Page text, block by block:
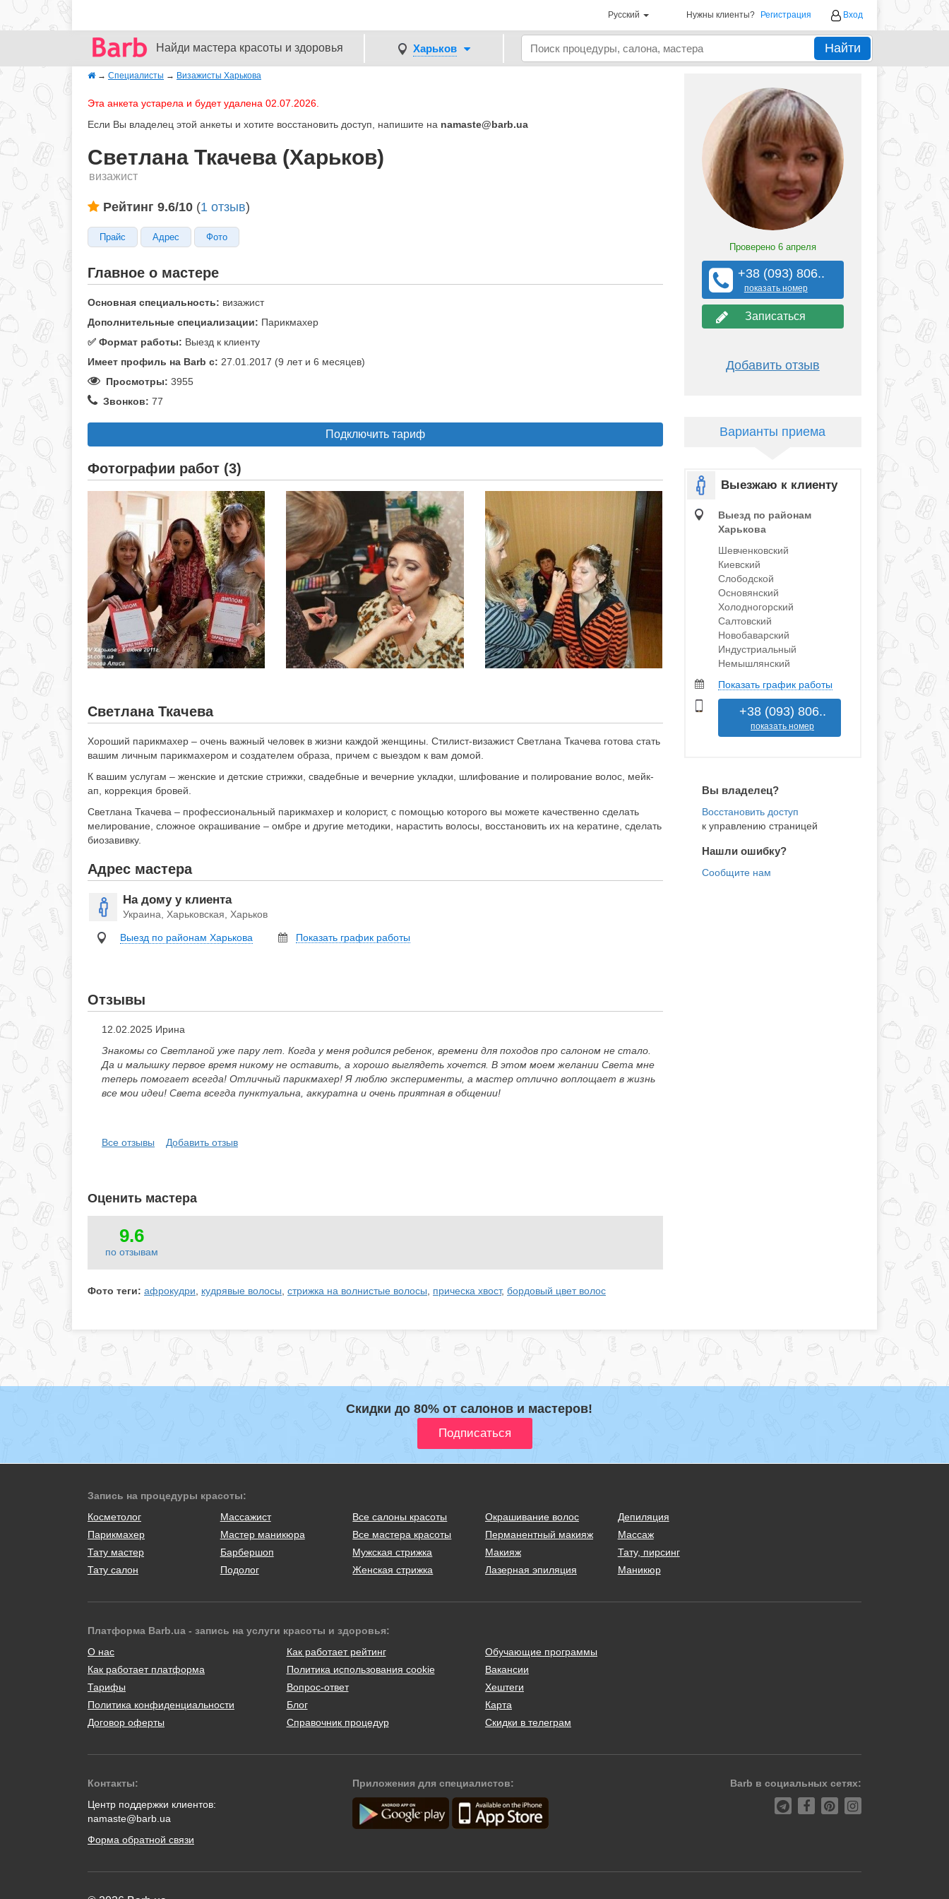
Русский Нужны клиенты? Регистрация Вход
Найди мастера красоты и здоровья Харьков Найти
→ Специалисты → Визажисты Харькова
Эта анкета устарела и будет удалена 02.07.2026.
Если Вы владелец этой анкеты и хотите восстановить доступ, напишите на namaste@barb.ua
Светлана Ткачева (Харьков)
визажист
Рейтинг 9.6/10 (1 отзыв)
Прайс Адрес Фото
Главное о мастере
Основная специальность: визажист
Дополнительные специализации: Парикмахер
✅️ Формат работы: Выезд к клиенту
Имеет профиль на Barb c: 27.01.2017 (9 лет и 6 месяцев)
Просмотры: 3955
Звонков: 77
Подключить тариф
Фотографии работ (3)
Светлана Ткачева
Хороший парикмахер – очень важный человек в жизни каждой женщины. Стилист-визажист Светлана Ткачева готова стать
вашим личным парикмахером и создателем образа, причем с выездом к вам домой.
К вашим услугам – женские и детские стрижки, свадебные и вечерние укладки, шлифование и полирование волос, мейк-
ап, коррекция бровей.
Светлана Ткачева – профессиональный парикмахер и колорист, с помощью которого вы можете качественно сделать
мелирование, сложное окрашивание – омбре и другие методики, нарастить волосы, восстановить их на кератине, сделать
биозавивку.
Адрес мастера
На дому у клиента
Украина, Харьковская, Харьков
Выезд по районам Харькова Показать график работы
Отзывы
12.02.2025 Ирина
Знакомы со Светланой уже пару лет. Когда у меня родился ребенок, времени для походов про салоном не стало.
Да и малышку первое время никому не оставить, а хорошо выглядеть хочется. В этом моем желании Света мне
теперь помогает всегда! Отличный парикмахер! Я люблю эксперименты, а мастер отлично воплощает в жизнь
все мои идеи! Света всегда пунктуальна, аккуратна и очень приятная в общении!
Все отзывы Добавить отзыв
Оценить мастера
9.6
по отзывам
Фото теги: афрокудри, кудрявые волосы, стрижка на волнистые волосы, прическа хвост, бордовый цвет волос
Проверено 6 апреля
+38 (093) 806..
показать номер
Записаться
Добавить отзыв
Варианты приема
Выезжаю к клиенту
Выезд по районам
Харькова
Шевченковский
Киевский
Слободской
Основянский
Холодногорский
Салтовский
Новобаварский
Индустриальный
Немышлянский
Показать график работы
+38 (093) 806..
показать номер
Вы владелец?
к управлению страницей
Нашли ошибку?
Скидки до 80% от салонов и мастеров!
Запись на процедуры красоты:
Косметолог
Массажист
Парикмахер
Мастер маникюра
Тату мастер
Барбершоп
Тату салон
Подолог
Все салоны красоты
Все мастера красоты
Мужская стрижка
Женская стрижка
Окрашивание волос
Перманентный макияж
Макияж
Лазерная эпиляция
Депиляция
Массаж
Тату, пирсинг
Маникюр
Платформа Barb.ua - запись на услуги красоты и здоровья:
О нас
Как работает платформа
Тарифы
Политика конфиденциальности
Договор оферты
Как работает рейтинг
Политика использования cookie
Вопрос-ответ
Блог
Справочник процедур
Обучающие программы
Вакансии
Хештеги
Карта
Скидки в телеграм
Контакты:
Центр поддержки клиентов:
namaste@barb.ua
Форма обратной связи
Приложения для специалистов: Barb в социальных сетях: